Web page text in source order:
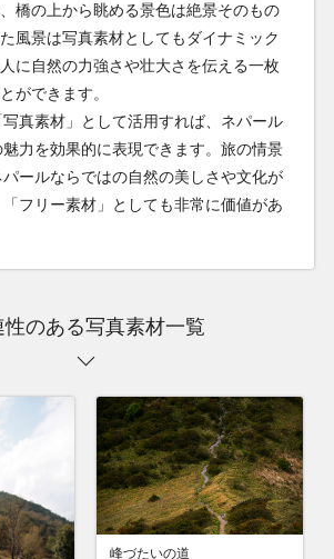
橋の上から眺める景色は絶景そのもの
風景は写真素材としてもダイナミック
に自然の力強さや壮大さを伝える一枚
ができます。
真素材」として活用すれば、ネパール
力を効果的に表現できます。旅の情景
ールならではの自然の美しさや文化が
フリー素材」としても非常に価値があ
性のある写真素材一覧
峰づたいの道